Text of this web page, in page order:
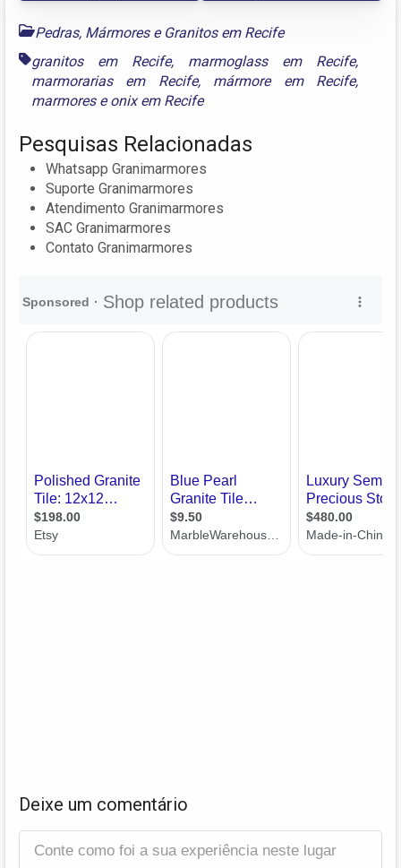
Pedras, Mármores e Granitos em Recife
granitos em Recife, marmoglass em Recife,
marmorarias em Recife, mármore em Recife,
marmoreseonix em Recife
Pesquisas Relacionadas
Whatsapp Granimarmores
Suporte Granimarmores
Atendimento Granimarmores
SAC Granimarmores
Contato Granimarmores
Deixe um comentário